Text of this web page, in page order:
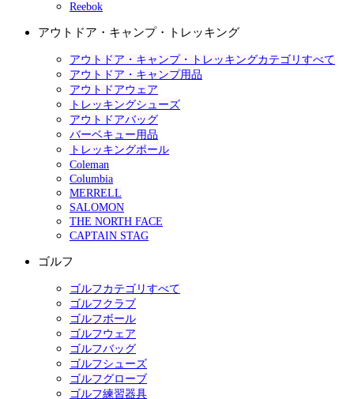
Reebok
アウトドア・キャンプ・トレッキング
アウトドア・キャンプ・トレッキングカテゴリすべて
アウトドア・キャンプ用品
アウトドアウェア
トレッキングシューズ
アウトドアバッグ
バーベキュー用品
トレッキングポール
Coleman
Columbia
MERRELL
SALOMON
THE NORTH FACE
CAPTAIN STAG
ゴルフ
ゴルフカテゴリすべて
ゴルフクラブ
ゴルフボール
ゴルフウェア
ゴルフバッグ
ゴルフシューズ
ゴルフグローブ
ゴルフ練習器具